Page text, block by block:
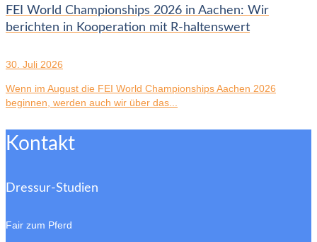
FEI World Championships 2026 in Aachen: Wir
berichten in Kooperation mit R-haltenswert
30. Juli 2026
Wenn im August die FEI World Championships Aachen 2026
beginnen, werden auch wir über das...
Kontakt
Dressur-Studien
Fair zum Pferd